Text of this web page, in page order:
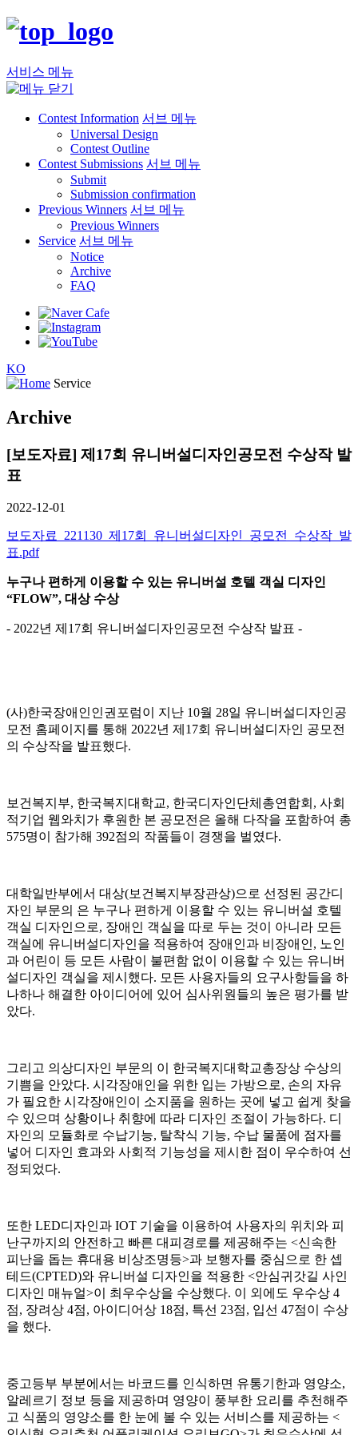
서비스 메뉴
Contest Information 서브 메뉴
Universal Design
Contest Outline
Contest Submissions 서브 메뉴
Submit
Submission confirmation
Previous Winners 서브 메뉴
Previous Winners
Service 서브 메뉴
Notice
Archive
FAQ
KO
Service
Archive
[보도자료] 제17회 유니버설디자인공모전 수상작 발
표
2022-12-01
보도자료_221130_제17회_유니버설디자인_공모전_수상작_발
표.pdf
누구나 편하게 이용할 수 있는 유니버설 호텔 객실 디자인
“FLOW”, 대상 수상
- 2022년 제17회 유니버설디자인공모전 수상작 발표 -
(사)한국장애인인권포럼이 지난 10월 28일 유니버설디자인공
모전 홈페이지를 통해 2022년 제17회 유니버설디자인 공모전
의 수상작을 발표했다.
보건복지부, 한국복지대학교, 한국디자인단체총연합회, 사회
적기업 웹와치가 후원한 본 공모전은 올해 다작을 포함하여 총
575명이 참가해 392점의 작품들이 경쟁을 벌였다.
대학일반부에서 대상(보건복지부장관상)으로 선정된 공간디
자인 부문의 은 누구나 편하게 이용할 수 있는 유니버설 호텔
객실 디자인으로, 장애인 객실을 따로 두는 것이 아니라 모든
객실에 유니버설디자인을 적용하여 장애인과 비장애인, 노인
과 어린이 등 모든 사람이 불편함 없이 이용할 수 있는 유니버
설디자인 객실을 제시했다. 모든 사용자들의 요구사항들을 하
나하나 해결한 아이디어에 있어 심사위원들의 높은 평가를 받
았다.
그리고 의상디자인 부문의 이 한국복지대학교총장상 수상의
기쁨을 안았다. 시각장애인을 위한 입는 가방으로, 손의 자유
가 필요한 시각장애인이 소지품을 원하는 곳에 넣고 쉽게 찾을
수 있으며 상황이나 취향에 따라 디자인 조절이 가능하다. 디
자인의 모듈화로 수납기능, 탈착식 기능, 수납 물품에 점자를
넣어 디자인 효과와 사회적 기능성을 제시한 점이 우수하여 선
정되었다.
또한 LED디자인과 IOT 기술을 이용하여 사용자의 위치와 피
난구까지의 안전하고 빠른 대피경로를 제공해주는 <신속한
피난을 돕는 휴대용 비상조명등>과 보행자를 중심으로 한 셉
테드(CPTED)와 유니버설 디자인을 적용한 <안심귀갓길 사인
디자인 매뉴얼>이 최우수상을 수상했다. 이 외에도 우수상 4
점, 장려상 4점, 아이디어상 18점, 특선 23점, 입선 47점이 수상
을 했다.
중고등부 부분에서는 바코드를 인식하면 유통기한과 영양소,
알레르기 정보 등을 제공하며 영양이 풍부한 요리를 추천해주
고 식품의 영양소를 한 눈에 볼 수 있는 서비스를 제공하는 <